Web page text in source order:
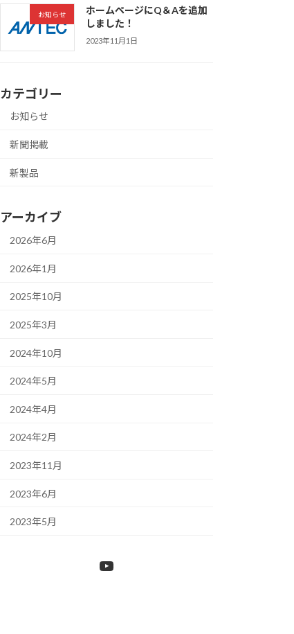
お知らせ
ホームページにQ＆Aを追加
しました！
2023年11月1日
カテゴリー
お知らせ
新聞掲載
新製品
アーカイブ
2026年6月
2026年1月
2025年10月
2025年3月
2024年10月
2024年5月
2024年4月
2024年2月
2023年11月
2023年6月
2023年5月
YouTube